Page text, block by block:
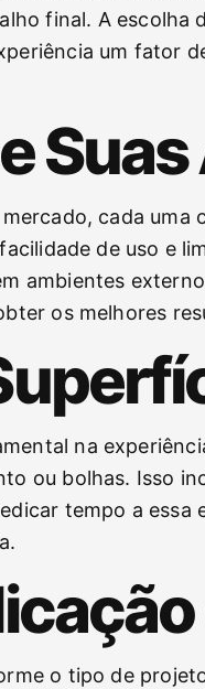
final. A
um fator
cada uma
de uso e
ambientes
os melhores
na
ou bolhas. Isso
tempo a
o tipo de